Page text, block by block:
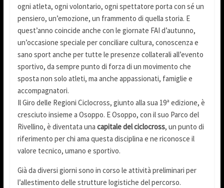
ogni atleta, ogni volontario, ogni spettatore porta con sé un
pensiero, un’emozione, un frammento di quella storia. E
quest’anno coincide anche con le giornate FAI d’autunno,
un’occasione speciale per conciliare cultura, conoscenza e
sano sport anche per tutte le presenze collaterali all’evento
sportivo, da sempre punto di forza di un movimento che
sposta non solo atleti, ma anche appassionati, famiglie e
accompagnatori.
Il Giro delle Regioni Ciclocross, giunto alla sua 19ª edizione, è
cresciuto insieme a Osoppo. E Osoppo, con il suo Parco del
Rivellino, è diventata una capitale del ciclocross, un punto di
riferimento per chi ama questa disciplina e ne riconosce il
valore tecnico, umano e sportivo.
Già da diversi giorni sono in corso le attività preliminari per
l’allestimento delle strutture logistiche del percorso.